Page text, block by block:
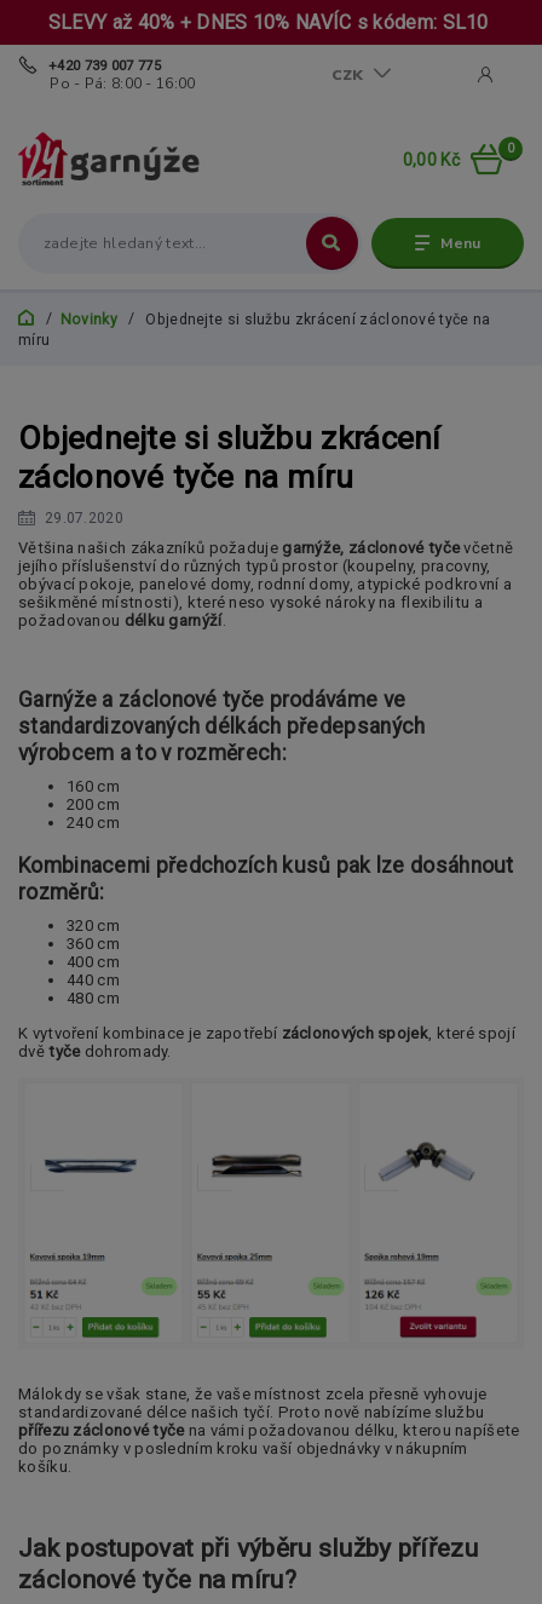
SLEVY až 40% + DNES 10% NAVÍC s kódem: SL10
Menu
CZK
+420 739 007 775
Po - Pá: 8:00 - 16:00
0
0,00 Kč
Novinky
Objednejte si službu zkrácení záclonové tyče na
míru
Objednejte si službu zkrácení
záclonové tyče na míru
29.07.2020
Většina našich zákazníků požaduje garnýže, záclonové tyčevčetně
jejího příslušenství do různých typů prostor (koupelny, pracovny,
obývací pokoje, panelové domy, rodnní domy, atypické podkrovní a
sešikměné místnosti), které neso vysoké nároky na flexibilitu a
požadovanou délku garnýží.
Garnýže a záclonové tyče prodáváme ve
standardizovaných délkách předepsaných
výrobcem a to v rozměrech:
160 cm
200 cm
240 cm
Kombinacemi předchozích kusů pak lze dosáhnout
rozměrů:
320 cm
360 cm
400 cm
440 cm
480 cm
K vytvoření kombinace je zapotřebí záclonových spojek, které spojí
dvětyčedohromady.
Málokdy se však stane, že vaše místnost zcela přesně vyhovuje
standardizované délce našich tyčí. Proto nově nabízíme službu
přířezu záclonové tyčena vámi požadovanou délku, kterou napíšete
do poznámky v posledním kroku vaší objednávky v nákupním
košíku.
Jak postupovat při výběru služby přířezu
záclonové tyče na míru?